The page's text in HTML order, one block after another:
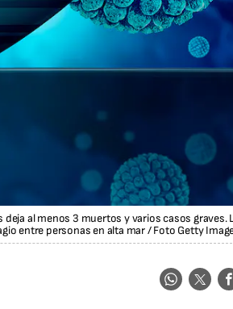
al menos 3 muertos y varios casos graves.
entre personas en alta mar/Foto Getty